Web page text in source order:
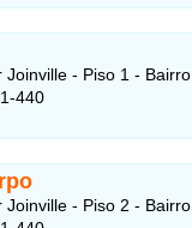
Joinville - Piso 1 -
440
Joinville - Piso 2 -